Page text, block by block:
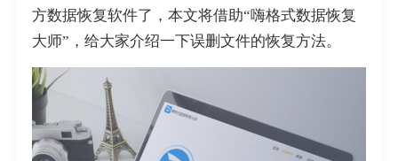
方数据恢复软件了，本文将借助“嗨格式数据恢复
大师”，给大家介绍一下误删文件的恢复方法。